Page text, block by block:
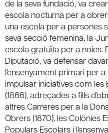
de la seva fundació, va
escola nocturna per a
una escola per a persones
seva secció femenina, la
escola gratuïta per a noies.
Diputació, va defensar
l’ensenyament primari per
impulsar iniciatives com les
(1866), adreçades a fills
altres Carreres per a la
Obrers (1870), les Colònies
Populars Escolars i